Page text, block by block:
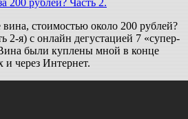
стоимостью около 200 рублей?
я) с онлайн дегустацией 7 «супер-
были куплены мной в конце
и через Интернет.